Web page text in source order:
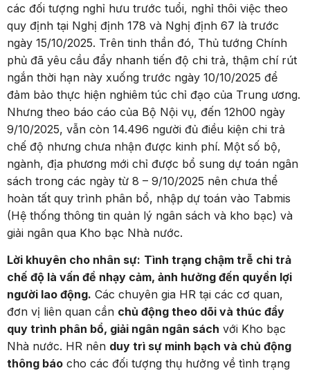
các đối tượng nghỉ hưu trước tuổi, nghỉ thôi việc theo
quy định tại Nghị định 178 và Nghị định 67 là trước
ngày 15/10/2025. Trên tinh thần đó, Thủ tướng Chính
phủ đã yêu cầu đẩy nhanh tiến độ chi trả, thậm chí rút
ngắn thời hạn này xuống trước ngày 10/10/2025 để
đảm bảo thực hiện nghiêm túc chỉ đạo của Trung ương.
Nhưng theo báo cáo của Bộ Nội vụ, đến 12h00 ngày
9/10/2025, vẫn còn 14.496 người đủ điều kiện chi trả
chế độ nhưng chưa nhận được kinh phí. Một số bộ,
ngành, địa phương mới chỉ được bổ sung dự toán ngân
sách trong các ngày từ 8 – 9/10/2025 nên chưa thể
hoàn tất quy trình phân bổ, nhập dự toán vào Tabmis
(Hệ thống thông tin quản lý ngân sách và kho bạc) và
giải ngân qua Kho bạc Nhà nước.
Lời khuyên cho nhân sự: Tình trạng chậm trễ chi trả
chế độ là vấn đề nhạy cảm, ảnh hưởng đến quyền lợi
người lao động. Các chuyên gia HR tại các cơ quan,
đơn vị liên quan cần chủ động theo dõi và thúc đẩy
quy trình phân bổ, giải ngân ngân sách với Kho bạc
Nhà nước. HR nên duy trì sự minh bạch và chủ động
thông báo cho các đối tượng thụ hưởng về tình trạng